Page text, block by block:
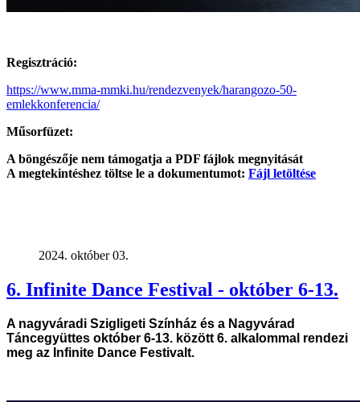
Regisztráció:
https://www.mma-mmki.hu/rendezvenyek/harangozo-50-
emlekkonferencia/
Műsorfüzet:
A böngészője nem támogatja a PDF fájlok megnyitását
A megtekintéshez töltse le a dokumentumot: Fájl letöltése
2024. október 03.
6. Infinite Dance Festival - október 6-13.
A nagyváradi Szigligeti Színház és a Nagyvárad
Táncegyüttes október 6-13. között 6. alkalommal rendezi
meg az Infinite Dance Festivalt.